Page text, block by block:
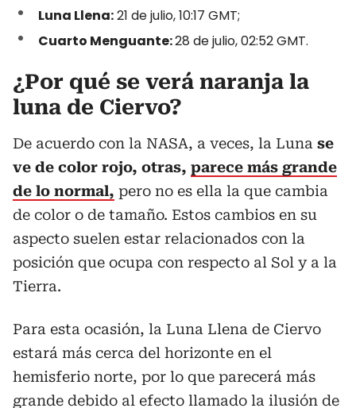
Luna Llena:21 de julio, 10:17 GMT;
Cuarto Menguante:28 de julio, 02:52 GMT.
¿Por qué se verá naranja la
luna de Ciervo?
De acuerdo con la NASA, a veces, la Luna se
ve de color rojo, otras, parece más grande
de lo normal, pero no es ella la que cambia
de color o de tamaño. Estos cambios en su
aspecto suelen estar relacionados con la
posición que ocupa con respecto al Sol y a la
Tierra.
Para esta ocasión, la Luna Llena de Ciervo
estará más cerca del horizonte en el
hemisferio norte, por lo que parecerá más
grande debido al efecto llamado la ilusión de